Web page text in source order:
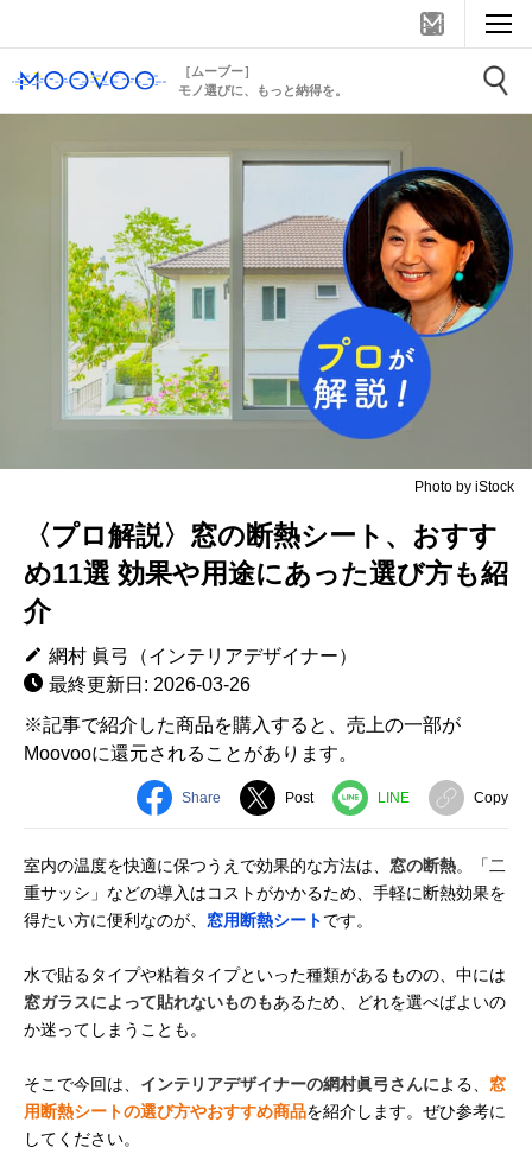
［ムーブー］
モノ選びに、もっと納得を。
Photo by iStock
〈プロ解説〉窓の断熱シート、おすす
め11選 効果や用途にあった選び方も紹
介
網村 眞弓（インテリアデザイナー）
最終更新日: 2026-03-26
※記事で紹介した商品を購入すると、売上の一部が
Moovooに還元されることがあります。
Share Post LINE Copy
室内の温度を快適に保つうえで効果的な方法は、 窓の断熱。「二
重サッシ」などの導入はコストがかかるため、手軽に断熱効果を
得たい方に便利なのが、 窓用断熱シートです。
水で貼るタイプや粘着タイプといった種類があるものの、中には
窓ガラスによって貼れないものもあるため、どれを選べばよいの
か迷ってしまうことも。
そこで今回は、 インテリアデザイナーの網村眞弓さんによる、 窓
用断熱シートの選び方やおすすめ商品を紹介します。ぜひ参考に
してください。